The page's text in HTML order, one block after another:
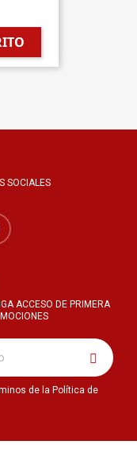
SOCIALES
ACCESO DE PRIMERA
de la Política de